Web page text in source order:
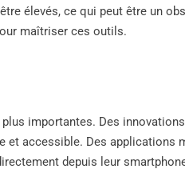
élevés, ce qui peut être un
maîtriser ces outils.
importantes. Des
et accessible. Des applications
depuis leur